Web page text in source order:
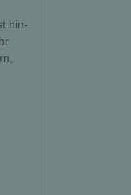
hin-